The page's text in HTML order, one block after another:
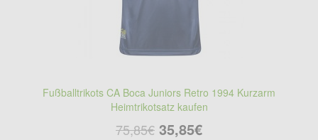
Fußballtrikots CA Boca Juniors Retro 1994 Kurzarm
Heimtrikotsatz kaufen
75,85€ 35,85€